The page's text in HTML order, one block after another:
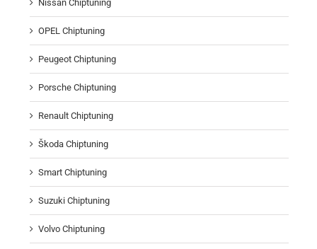
Nissan Chiptuning
OPEL Chiptuning
Peugeot Chiptuning
Porsche Chiptuning
Renault Chiptuning
Škoda Chiptuning
Smart Chiptuning
Suzuki Chiptuning
Volvo Chiptuning